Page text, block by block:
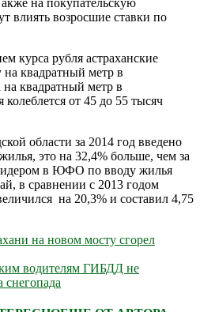
влиять возросшие ставки по
курса рубля астраханские
квадратный метр в
квадратный метр в
колеблется от 45 до 55 тысяч
области за 2014 год введено
это на 32,4% больше, чем за
в ЮФО по вводу жилья
в сравнении с 2013 годом
на 20,3% и составил 4,75
на новом мосту сгорел
водителям ГИБДД не
снегопада